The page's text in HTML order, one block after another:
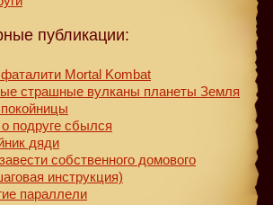
публикации:
Mortal Kombat
страшные вулканы планеты Земля
подруге сбылся
дяди
собственного домового
инструкция)
параллели